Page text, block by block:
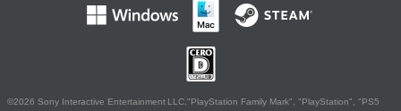
©2026 Sony Interactive Entertainment LLC."PlayStation Family Mark", "PlayStation", "PS5